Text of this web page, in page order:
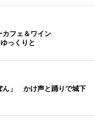
カフェ＆ワイン
っくりと
ん」 かけ声と踊りで城下